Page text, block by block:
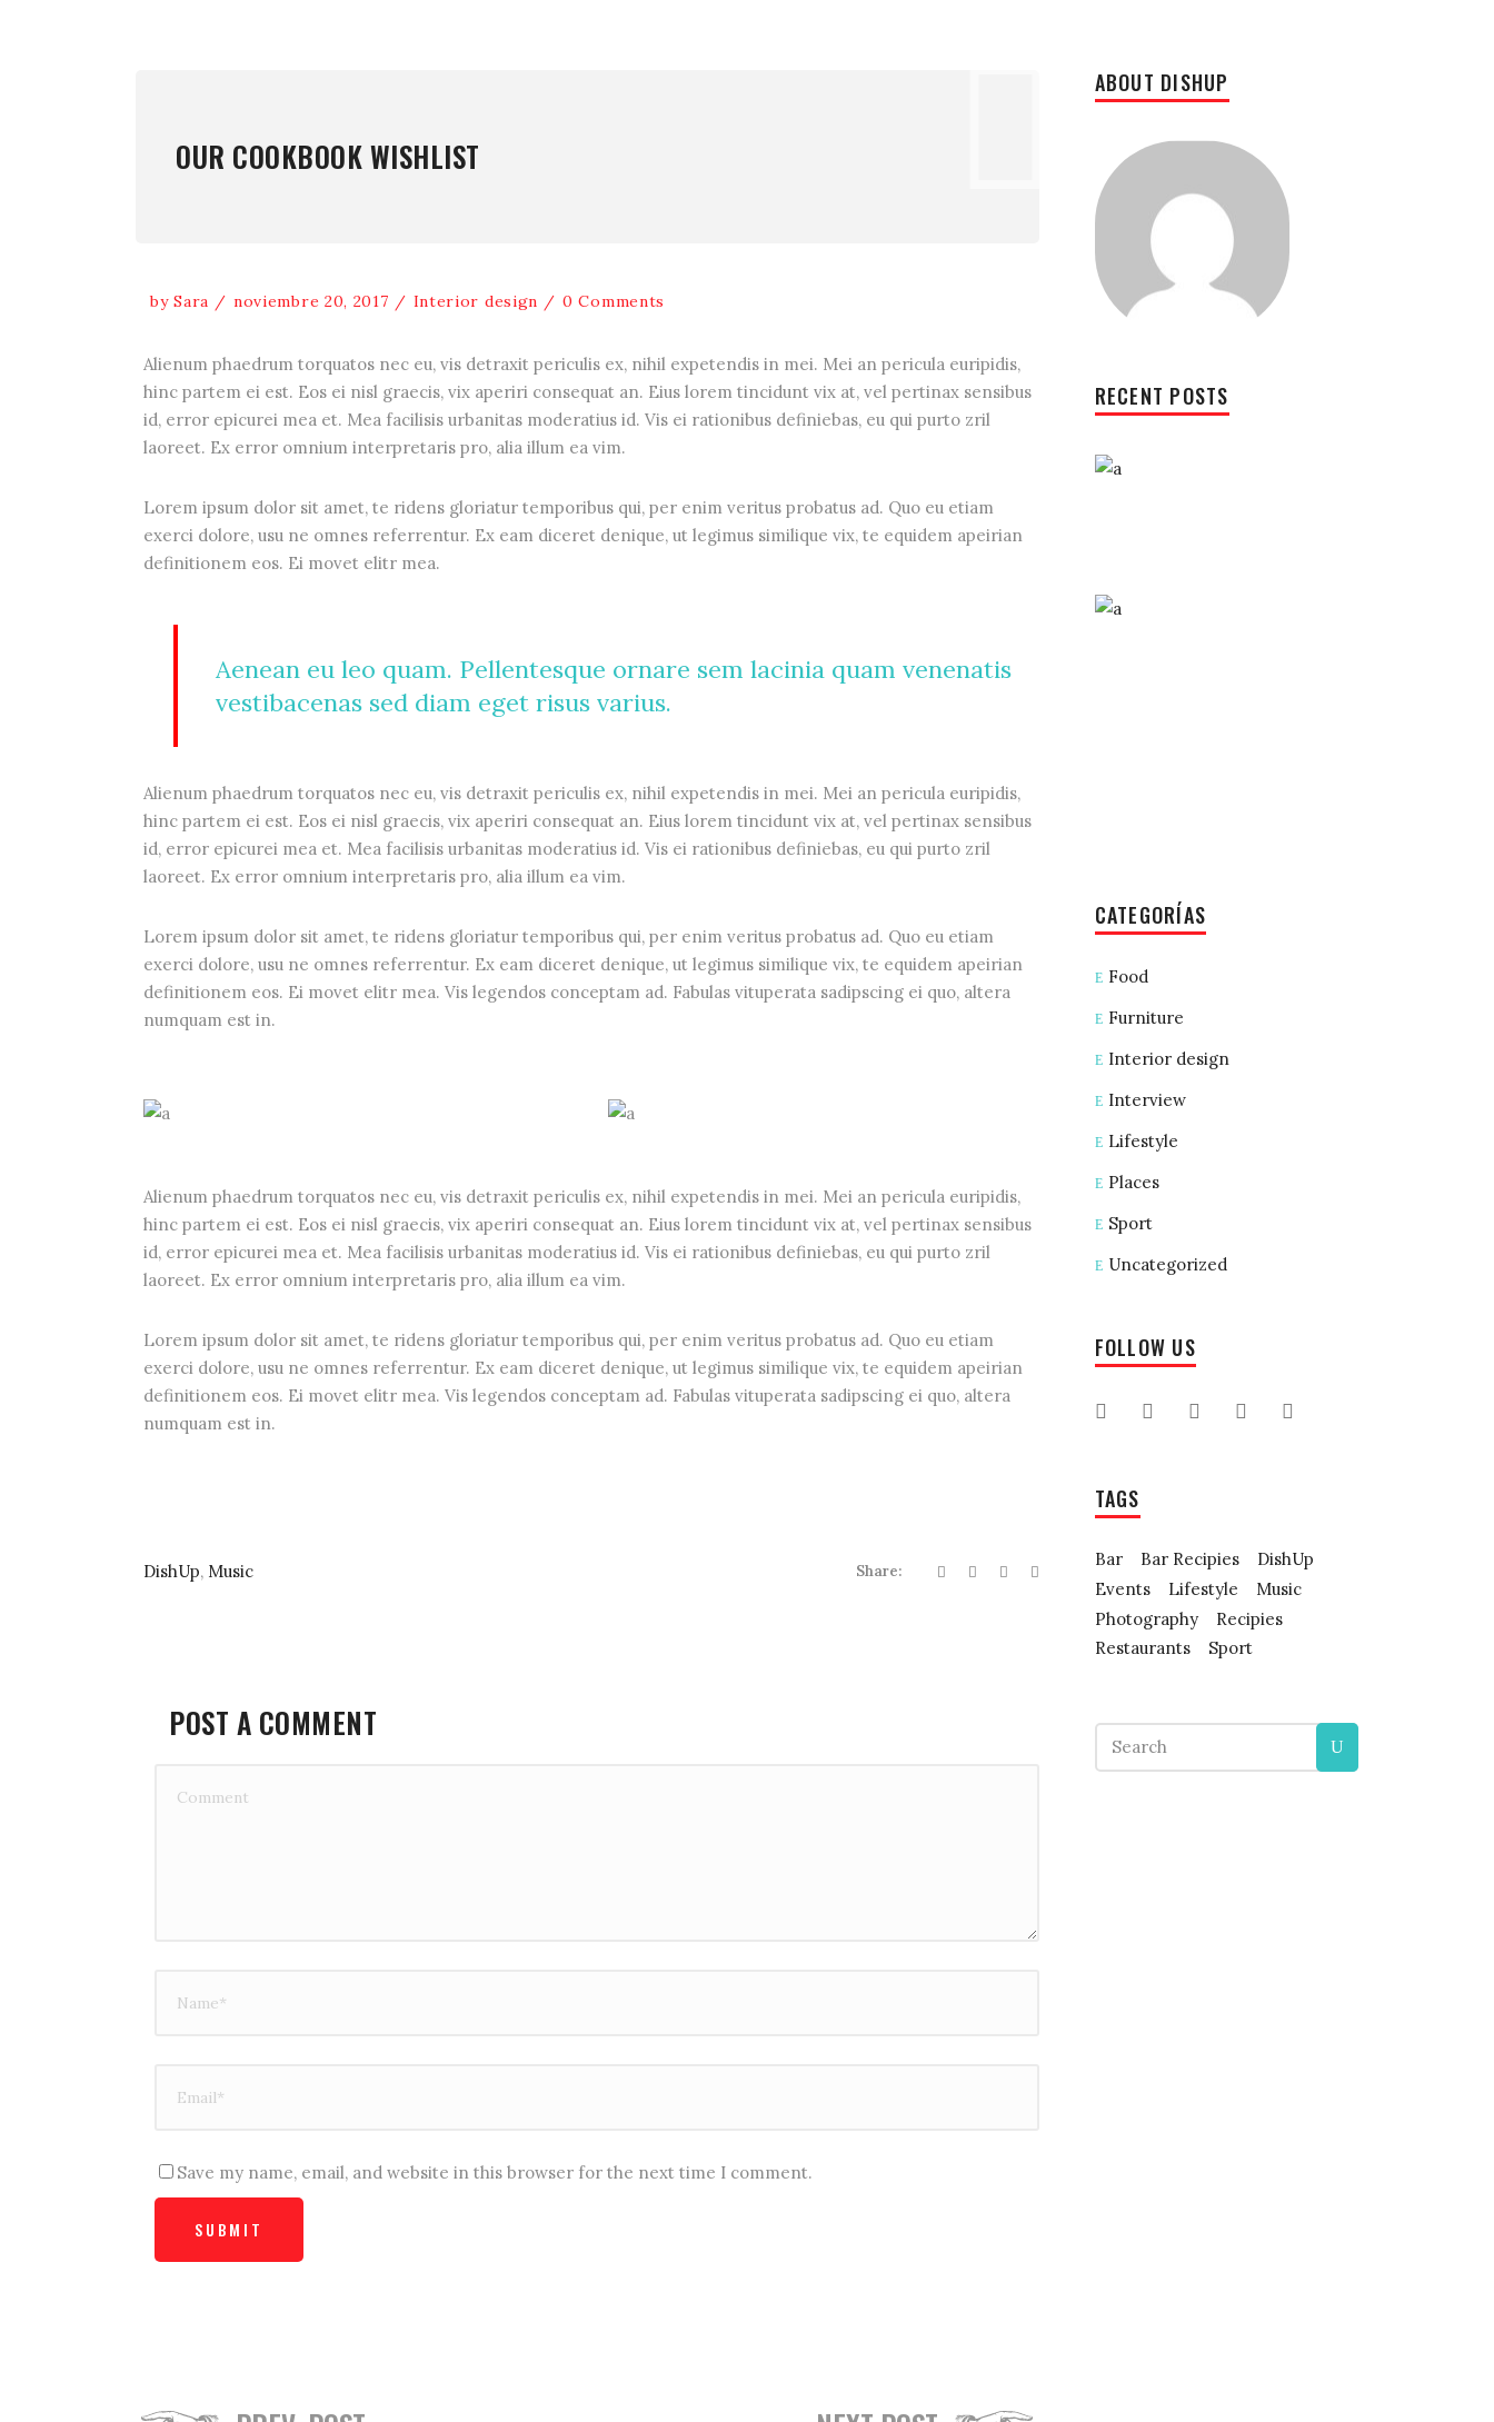
OUR COOKBOOK WISHLIST
bySara noviembre 20, 2017 Interior design 0 Comments
Alienum phaedrum torquatos nec eu, vis detraxit periculis ex, nihil expetendis in mei. Mei an pericula euripidis,
hinc partem ei est. Eos ei nisl graecis, vix aperiri consequat an. Eius lorem tincidunt vix at, vel pertinax sensibus
id, error epicurei mea et. Mea facilisis urbanitas moderatius id. Vis ei rationibus definiebas, eu qui purto zril
laoreet. Ex error omnium interpretaris pro, alia illum ea vim.
Lorem ipsum dolor sit amet, te ridens gloriatur temporibus qui, per enim veritus probatus ad. Quo eu etiam
exerci dolore, usu ne omnes referrentur. Ex eam diceret denique, ut legimus similique vix, te equidem apeirian
definitionem eos. Ei movet elitr mea.
Aenean eu leo quam. Pellentesque ornare sem lacinia quam venenatis
vestibacenas sed diam eget risus varius.
Alienum phaedrum torquatos nec eu, vis detraxit periculis ex, nihil expetendis in mei. Mei an pericula euripidis,
hinc partem ei est. Eos ei nisl graecis, vix aperiri consequat an. Eius lorem tincidunt vix at, vel pertinax sensibus
id, error epicurei mea et. Mea facilisis urbanitas moderatius id. Vis ei rationibus definiebas, eu qui purto zril
laoreet. Ex error omnium interpretaris pro, alia illum ea vim.
Lorem ipsum dolor sit amet, te ridens gloriatur temporibus qui, per enim veritus probatus ad. Quo eu etiam
exerci dolore, usu ne omnes referrentur. Ex eam diceret denique, ut legimus similique vix, te equidem apeirian
definitionem eos. Ei movet elitr mea. Vis legendos conceptam ad. Fabulas vituperata sadipscing ei quo, altera
numquam est in.
Alienum phaedrum torquatos nec eu, vis detraxit periculis ex, nihil expetendis in mei. Mei an pericula euripidis,
hinc partem ei est. Eos ei nisl graecis, vix aperiri consequat an. Eius lorem tincidunt vix at, vel pertinax sensibus
id, error epicurei mea et. Mea facilisis urbanitas moderatius id. Vis ei rationibus definiebas, eu qui purto zril
laoreet. Ex error omnium interpretaris pro, alia illum ea vim.
Lorem ipsum dolor sit amet, te ridens gloriatur temporibus qui, per enim veritus probatus ad. Quo eu etiam
exerci dolore, usu ne omnes referrentur. Ex eam diceret denique, ut legimus similique vix, te equidem apeirian
definitionem eos. Ei movet elitr mea. Vis legendos conceptam ad. Fabulas vituperata sadipscing ei quo, altera
numquam est in.
DishUp, Music Share:
POST A COMMENT
Save my name, email, and website in this browser for the next time I comment.
ABOUT DISHUP
RECENT POSTS
CATEGORÍAS
Food
Furniture
Interior design
Interview
Lifestyle
Places
Sport
Uncategorized
FOLLOW US
TAGS
Bar Bar Recipies
DishUp
Events
Lifestyle
Music
Photography
Recipies
Restaurants
Sport
Search
for: